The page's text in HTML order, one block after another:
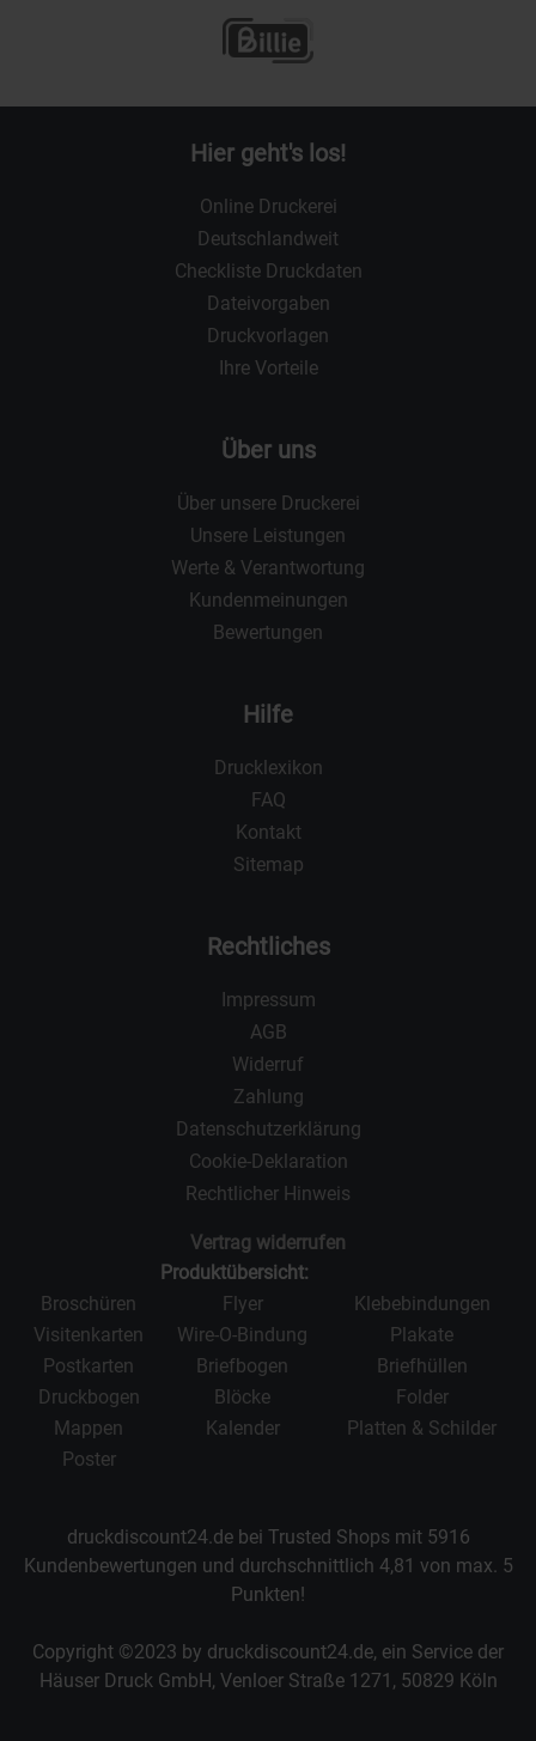
Hier geht's los!
Online Druckerei
Deutschlandweit
Checkliste Druckdaten
Dateivorgaben
Druckvorlagen
Ihre Vorteile
Über uns
Über unsere Druckerei
Unsere Leistungen
Werte & Verantwortung
Kundenmeinungen
Bewertungen
Hilfe
Drucklexikon
FAQ
Kontakt
Sitemap
Rechtliches
Impressum
AGB
Widerruf
Zahlung
Datenschutzerklärung
Cookie-Deklaration
Rechtlicher Hinweis
Vertrag widerrufen
Produktübersicht:
Broschüren
Flyer
Klebebindungen
Visitenkarten
Wire-O-Bindung
Plakate
Postkarten
Briefbogen
Briefhüllen
Druckbogen
Blöcke
Folder
Mappen
Kalender
Platten & Schilder
Poster
druckdiscount24.de bei Trusted Shops mit 5916
Kundenbewertungen und durchschnittlich 4,81 von max. 5
Punkten!
Copyright ©2023 by druckdiscount24.de, ein Service der
Häuser Druck GmbH, Venloer Straße 1271, 50829 Köln